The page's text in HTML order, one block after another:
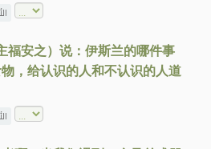
福安之）说：伊斯兰的哪件事
，给认识的人和不认识的人道